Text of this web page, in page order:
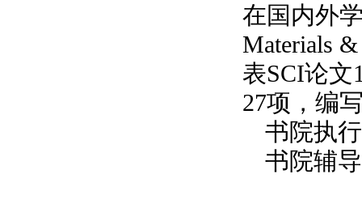
在国内外
Materials
表SCI论文
27项，编
书院执
书院辅